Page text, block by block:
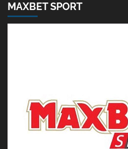
MAXBET SPORT